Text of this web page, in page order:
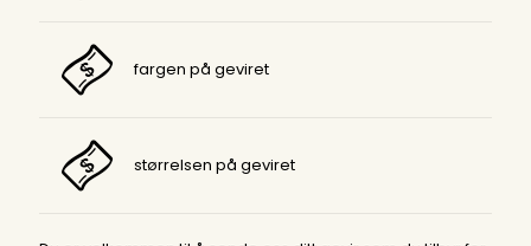
fargen på geviret
størrelsen på geviret